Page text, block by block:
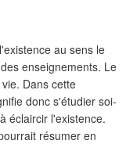
au sens le
enseignements. Le
Dans cette
donc s'étudier soi-
éclaircir l'existence.
résumer en